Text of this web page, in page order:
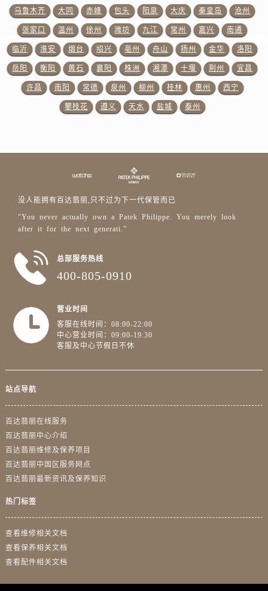
甘肃省酒泉市肃州区西大街售后服务中心（需提前预约）
甘肃省临夏市城南街道团结路售后服务中心（需提前预约）
甘肃省陇南市武都区人民路售后服务中心（需提前预约）
甘肃省平凉市崆峒区西大街售后服务中心（需提前预约）
甘肃省庆阳市西峰区南大街售后服务中心（需提前预约）
甘肃省天水市秦州区民主路售后服务中心（需提前预约）
乌鲁木齐 大同 赤峰 包头 阳泉 大庆 秦皇岛 沧州
张家口 温州 徐州 潍坊 九江 常州 嘉兴 南通
临沂 淮安 烟台 绍兴 亳州 舟山 扬州 金华 洛阳
岳阳 衡阳 黄石 襄阳 株洲 湘潭 十堰 荆州 宜昌
许昌 南阳 常德 泉州 柳州 桂林 惠州 西宁
攀枝花 遵义 天水 盐城 泰州
没人能拥有百达翡丽,只不过为下一代保管而已
"You never actually own a Patek Philippe. You merely look
after it for the next generati.”
总部服务热线
400-805-0910
营业时间
客服在线时间：08:00-22:00
中心营业时间：09:00-19:30
客服及中心节假日不休
站点导航
百达翡丽在线服务
百达翡丽中心介绍
百达翡丽维修及保养项目
百达翡丽中国区服务网点
百达翡丽最新资讯及保养知识
热门标签
查看维修相关文档
查看保养相关文档
查看配件相关文档